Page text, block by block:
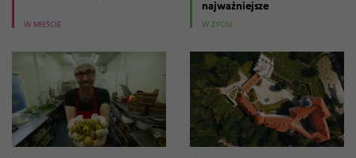
W MIEŚCIE
najważniejsze
W ŻYCIU